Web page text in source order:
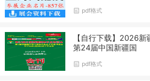
pdf格式
【自行下载】2026新
第24届中国新疆国
pdf格式